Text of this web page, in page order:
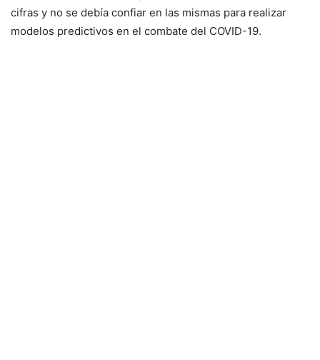
cifras y no se debía confiar en las mismas para realizar
modelos predictivos en el combate del COVID-19.